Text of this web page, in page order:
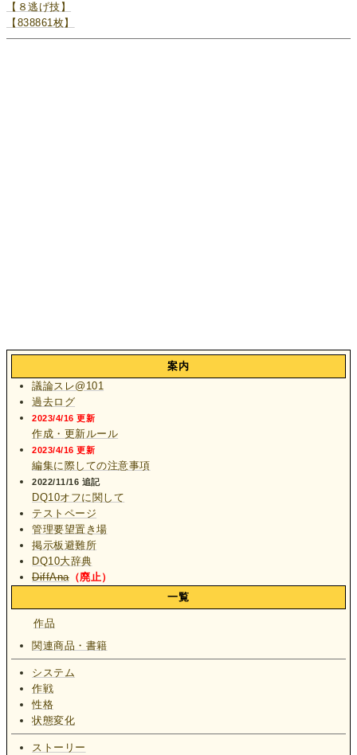
【８逃げ技】
【838861枚】
案内
議論スレ@101
過去ログ
2023/4/16 更新
作成・更新ルール
2023/4/16 更新
編集に際しての注意事項
2022/11/16 追記
DQ10オフに関して
テストページ
管理要望置き場
掲示板避難所
DQ10大辞典
DiffAna（廃止）
一覧
作品
関連商品・書籍
システム
作戦
性格
状態変化
ストーリー